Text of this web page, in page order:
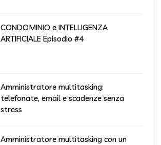
CONDOMINIO e INTELLIGENZA
ARTIFICIALE Episodio #4
Amministratore multitasking:
telefonate, email e scadenze senza
stress
Amministratore multitasking con un